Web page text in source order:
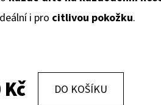
i pro citlivou pokožku.
DO KOŠÍKU